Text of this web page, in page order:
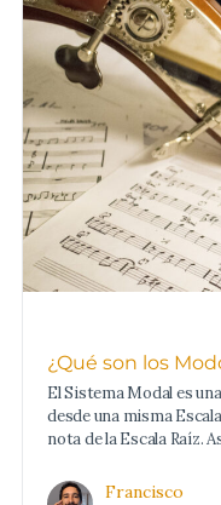
¿Qué son los
El Sistema Modal es
desde una misma
nota de la Escala Raíz.
Francisco